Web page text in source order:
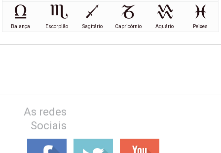
Balança Escorpião Sagitário Capricórnio Aquário Peixes
As redes
Sociais